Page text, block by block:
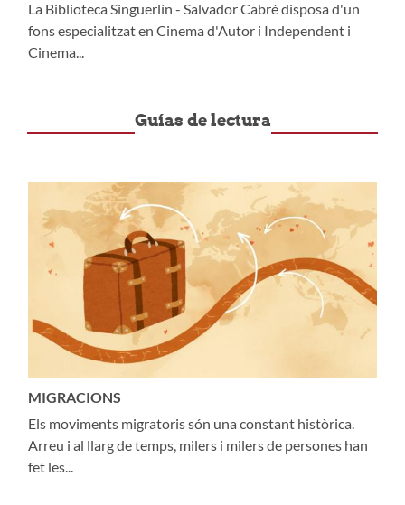
La Biblioteca Singuerlín - Salvador Cabré disposa d'un
fons especialitzat en Cinema d'Autor i Independent i
Cinema...
Guías de lectura
MIGRACIONS
Els moviments migratoris són una constant històrica.
Arreu i al llarg de temps, milers i milers de persones han
fet les...